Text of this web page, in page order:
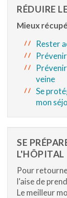
RÉDUIRE
Mieux
Rester
veine
Se
mon
SE
L'HÔPITAL
Pour
l'aise de
Le meilleur